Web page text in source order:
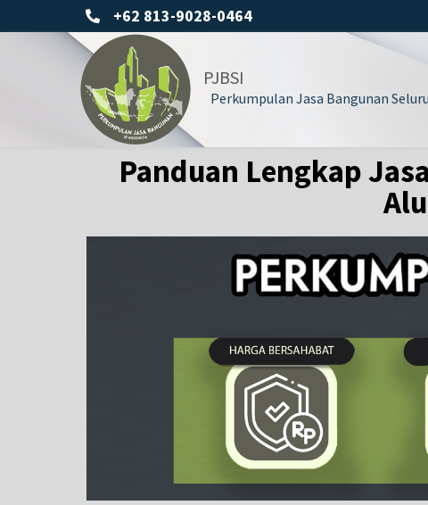
+62 813-9028-0464
PJBSI
Perkumpulan Jasa Bangunan
Panduan Lengkap